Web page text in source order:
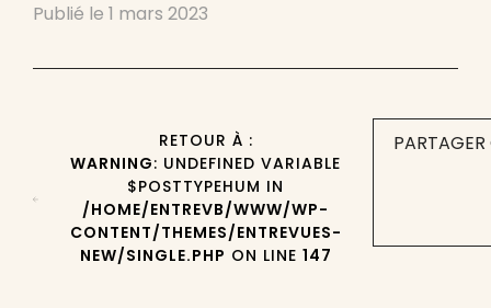
Publié le 1 mars 2023
RETOUR À :
WARNING: UNDEFINED VARIABLE
$POSTTYPEHUM IN
/HOME/ENTREVB/WWW/WP-
CONTENT/THEMES/ENTREVUES-
NEW/SINGLE.PHP ON LINE 147